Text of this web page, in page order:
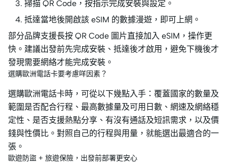
掃描 QR Code，按指示完成安裝與設定。
抵達當地後開啟該 eSIM 的數據漫遊，即可上網。
部分品牌支援長按 QR Code 圖片直接加入 eSIM，操作更
快。建議出發前先完成安裝、抵達後才啟用，避免下機後才
發現需要網絡才能完成安裝。
選購歐洲電話卡要考慮咩因素？
選購歐洲電話卡時，可從以下幾點入手：覆蓋國家的數量及
範圍是否配合行程、最高數據量及可用日數、網速及網絡穩
定性、是否支援熱點分享、有沒有通話及短訊需求，以及價
錢與性價比。對照自己的行程與用量，就能選出最適合的一
張。
歐遊防盜 + 旅遊保險，出發前部署更安心